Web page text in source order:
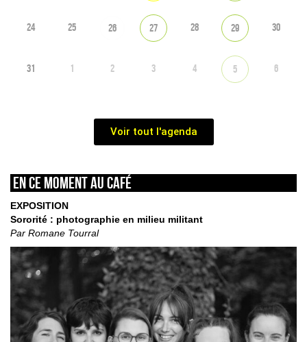
24 25 26 27 28 29 30
31 1 2 3 4 5 6
Voir tout l'agenda
En ce moment au café
EXPOSITION
Sororité : photographie en milieu militant
Par Romane Tourral